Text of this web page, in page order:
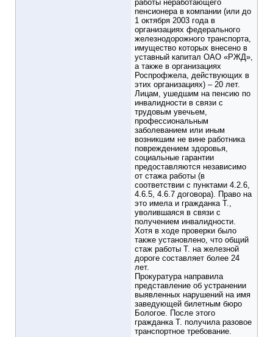
работы неработающего
пенсионера в компании (или до
1 октября 2003 года в
организациях федерального
железнодорожного транспорта,
имущество которых внесено в
уставный капитал ОАО «РЖД»,
а также в организациях
Роспрофжела, действующих в
этих организациях) – 20 лет.
Лицам, ушедшим на пенсию по
инвалидности в связи с
трудовым увечьем,
профессиональным
заболеванием или иным
возникшим не вине работника
повреждением здоровья,
социальные гарантии
предоставляются независимо
от стажа работы (в
соответствии с пунктами 4.2.6,
4.6.5, 4.6.7 договора). Право на
это имела и гражданка Т.,
уволившаяся в связи с
получением инвалидности.
Хотя в ходе проверки было
также установлено, что общий
стаж работы Т. на железной
дороге составляет более 24
лет.
Прокуратура направила
представление об устранении
выявленных нарушений на имя
заведующей билетным бюро
Бологое. После этого
гражданка Т. получила разовое
транспортное требование.